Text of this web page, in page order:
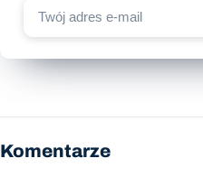
Komentarze